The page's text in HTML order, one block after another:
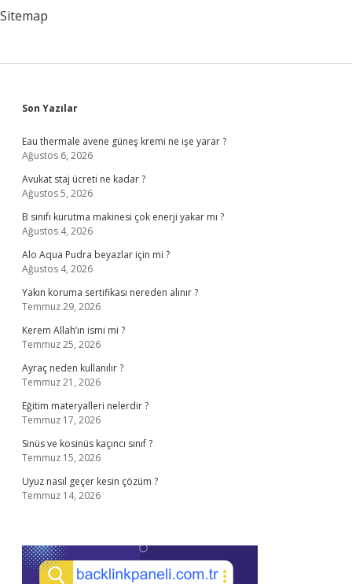
Sitemap
Sidebar
Son Yazılar
Eau thermale avene güneş kremi ne işe yarar ?
Ağustos 6, 2026
Avukat staj ücreti ne kadar ?
Ağustos 5, 2026
B sınıfı kurutma makinesi çok enerji yakar mı ?
Ağustos 4, 2026
Alo Aqua Pudra beyazlar için mi ?
Ağustos 4, 2026
Yakın koruma sertifikası nereden alınır ?
Temmuz 29, 2026
Kerem Allah’ın ismi mi ?
Temmuz 25, 2026
Ayraç neden kullanılır ?
Temmuz 21, 2026
Eğitim materyalleri nelerdir ?
Temmuz 17, 2026
Sinüs ve kosinüs kaçıncı sınıf ?
Temmuz 15, 2026
Uyuz nasıl geçer kesin çözüm ?
Temmuz 14, 2026